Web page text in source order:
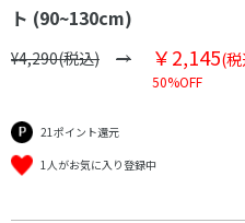
ト (90~130cm)
¥4,290(税込) ￥2,145(
50%OFF
21ポイント還元
1人がお気に入り登録中